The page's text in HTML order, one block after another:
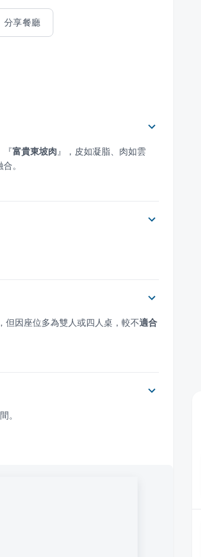
分享餐廳
『富貴東坡肉 』
，皮如凝脂、肉如雲
。
但因座位多為雙人或四人桌，較不適合
。